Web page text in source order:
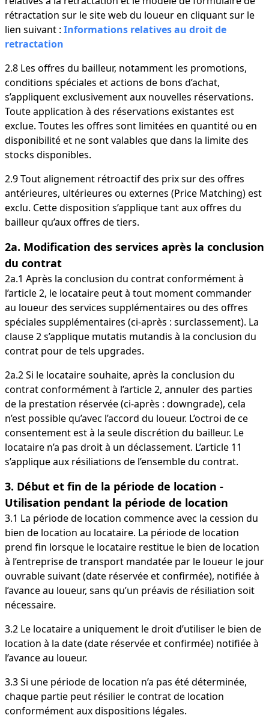
rétractation sur le site web du loueur en cliquant sur le
lien suivant : Informations relatives au droit de
retractation
2.8 Les offres du bailleur, notamment les promotions,
conditions spéciales et actions de bons d’achat,
s’appliquent exclusivement aux nouvelles réservations.
Toute application à des réservations existantes est
exclue. Toutes les offres sont limitées en quantité ou en
disponibilité et ne sont valables que dans la limite des
stocks disponibles.
2.9 Tout alignement rétroactif des prix sur des offres
antérieures, ultérieures ou externes (Price Matching) est
exclu. Cette disposition s’applique tant aux offres du
bailleur qu’aux offres de tiers.
2a. Modification des services après la conclusion
du contrat
2a.1 Après la conclusion du contrat conformément à
l’article 2, le locataire peut à tout moment commander
au loueur des services supplémentaires ou des offres
spéciales supplémentaires (ci-après : surclassement). La
clause 2 s’applique mutatis mutandis à la conclusion du
contrat pour de tels upgrades.
2a.2 Si le locataire souhaite, après la conclusion du
contrat conformément à l’article 2, annuler des parties
de la prestation réservée (ci-après : downgrade), cela
n’est possible qu’avec l’accord du loueur. L’octroi de ce
consentement est à la seule discrétion du bailleur. Le
locataire n’a pas droit à un déclassement. L’article 11
s’applique aux résiliations de l’ensemble du contrat.
3. Début et fin de la période de location -
Utilisation pendant la période de location
3.1 La période de location commence avec la cession du
bien de location au locataire. La période de location
prend fin lorsque le locataire restitue le bien de location
à l’entreprise de transport mandatée par le loueur le jour
ouvrable suivant (date réservée et confirmée), notifiée à
l’avance au loueur, sans qu’un préavis de résiliation soit
nécessaire.
3.2 Le locataire a uniquement le droit d’utiliser le bien de
location à la date (date réservée et confirmée) notifiée à
l’avance au loueur.
3.3 Si une période de location n’a pas été déterminée,
chaque partie peut résilier le contrat de location
conformément aux dispositions légales.